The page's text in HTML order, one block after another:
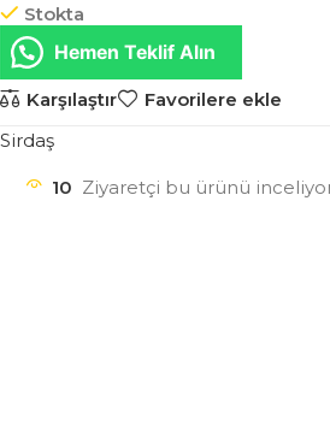
Stokta
Hemen Teklif Alın
Karşılaştır Favorilere ekle
Sirdaş
10 Ziyaretçi bu ürünü